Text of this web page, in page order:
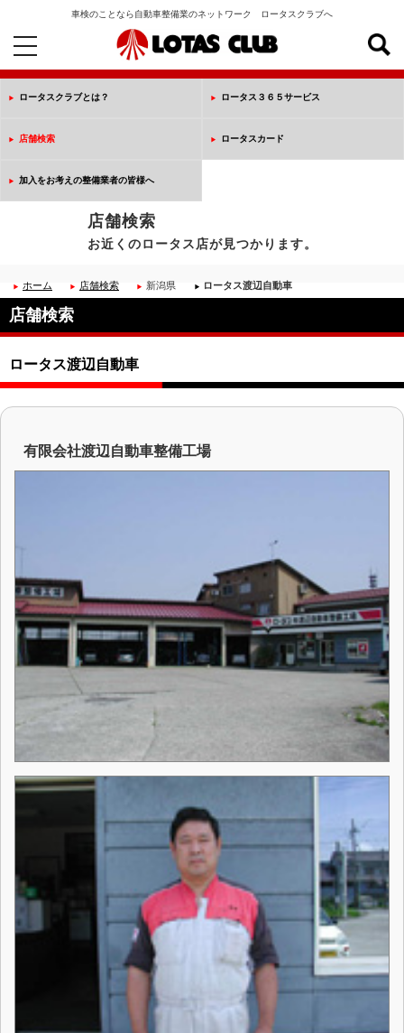
車検のことなら自動車整備業のネットワーク ロータスクラブへ
toggle
navigation
ロータスクラブとは？ ロータス３６５サービス
店舗検索 ロータスカード
加入をお考えの整備業者の皆様へ
店舗検索
お近くのロータス店が見つかります。
ホーム 店舗検索 新潟県 ロータス渡辺自動車
店舗検索
ロータス渡辺自動車
有限会社渡辺自動車整備工場